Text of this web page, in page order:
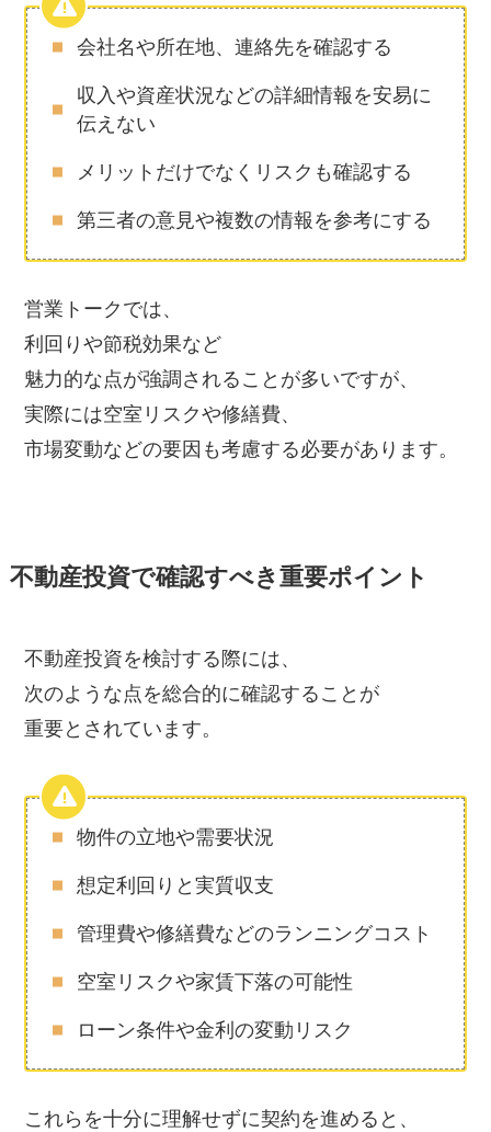
会社名や所在地、連絡先を確認する
収入や資産状況などの詳細情報を安易に
伝えない
メリットだけでなくリスクも確認する
第三者の意見や複数の情報を参考にする
営業トークでは、
利回りや節税効果など
魅力的な点が強調されることが多いですが、
実際には空室リスクや修繕費、
市場変動などの要因も考慮する必要があります。
不動産投資で確認すべき重要ポイント
不動産投資を検討する際には、
次のような点を総合的に確認することが
重要とされています。
物件の立地や需要状況
想定利回りと実質収支
管理費や修繕費などのランニングコスト
空室リスクや家賃下落の可能性
ローン条件や金利の変動リスク
これらを十分に理解せずに契約を進めると、